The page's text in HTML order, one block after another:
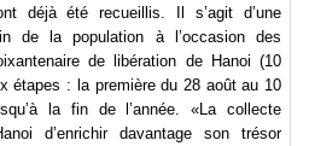
déjà été recueillis.
Il s’agit d’une
de la population à l’occasion des
de libération de Hanoi (10
étapes : la première du 28 août au 10
la fin de l’année. «La collecte
d’enrichir davantage son trésor